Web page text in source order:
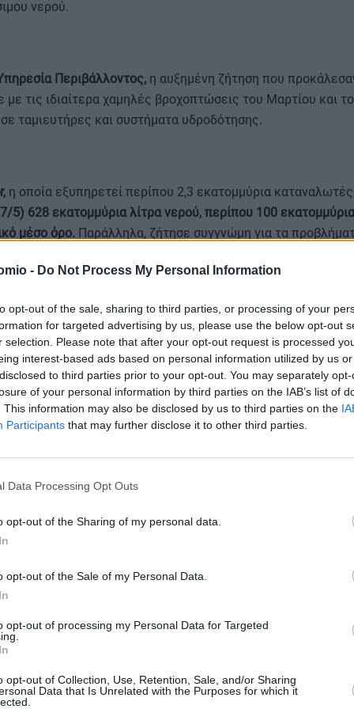
- Do Not Process My Personal Information
opt-out of the sale, sharing to third parties, or processing of your
for targeted advertising by us, please use the below opt-out
selection. Please note that after your opt-out request is processed
interest-based ads based on personal information utilized by us
to third parties prior to your opt-out. You may separately
of your personal information by third parties on the IAB’s list of
This information may also be disclosed by us to third parties on the
Participants that may further disclose it to other third parties.
Data Processing Opt Outs
opt-out of the Sharing of my personal data.
opt-out of the Sale of my Personal Data.
opt-out of processing my Personal Data for Targeted
opt-out of Collection, Use, Retention, Sale, and/or Sharing
Data that Is Unrelated with the Purposes for which it
νερού.
Περιβάλλοντος,η αυξημένη ζήτηση που
τις ιδιαίτερα χαμηλές βροχοπτώσεις του Μαρτίου και
ταμιευτήρες και συστήματα υδροδότησης.
η οποία εξυπηρετεί περίπου 2,3 εκατομμύρια
5) 628 εκατομμύρια λίτρα νερού, περίπου 100
μέσο όρο.Παράλληλα, ζήτησε συγγνώμη για τα
στις εξαιρετικά υψηλές θερμοκρασίες και στην
των υποδομών ύδρευσης στη
τη δημόσια συζήτηση για την κατάσταση των υποδομών
των ιδιωτικών εταιρειών διαχείρισης νερού.
υποστήριξαν ότι οι διακοπές δεν μπορούν να αποδοθούν
αυξημένη χρήση,
τα επόμενα χρόνια. Ειδικοί επισημαίνουν ότι οι
από σύντομα αλλά έντονα κύματα ζέστης γίνονται
της παγκόσμιας θερμοκρασίας, δυσκολεύοντας τη
, Έμα Χάρντι , τόνισε ότι οι εταιρείες ύδρευσης
ακραία καιρικά φαινόμενα, ενώ η ανεξάρτητη Επιτροπή
ότι η χώρα θα βρεθεί αντιμέτωπη με ολοένα
με τις εκτιμήσεις της, η προσαρμογή στις νέες